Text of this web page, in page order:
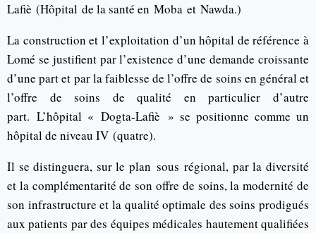
Lafiè (Hôpital de la santé en Moba et Nawda.)
La construction et l’exploitation d’un hôpital de référence à
Lomé se justifient par l’existence d’une demande croissante
d’une part et par la faiblesse de l’offre de soins en général et
l’offre de soins de qualité en particulier d’autre
part. L’hôpital «Dogta-Lafiè » se positionne comme un
hôpital de niveau IV (quatre).
Il se distinguera, sur le plan sous régional, par la diversité
et la complémentarité de son offre de soins, la modernité de
son infrastructure et la qualité optimale des soins prodigués
aux patients par des équipes médicales hautement qualifiées